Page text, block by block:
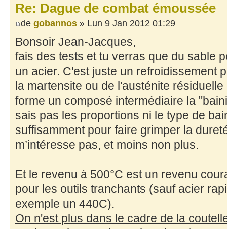
Re: Dague de combat émoussée
de gobannos » Lun 9 Jan 2012 01:29
Bonsoir Jean-Jacques,
fais des tests et tu verras que du sable
un acier. C'est juste un refroidissement
la martensite ou de l'austénite
forme un composé intermédiaire la
sais pas les proportions ni le type de
suffisamment pour faire grimper la
m’intéresse pas, et moins non plus.
Et le revenu à 500°C est un revenu
pour les outils tranchants (sauf acier
exemple un 440C).
On n'est plus dans le cadre de la